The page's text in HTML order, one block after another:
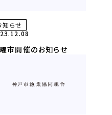
らせ
知らせ
市開催のお知らせ